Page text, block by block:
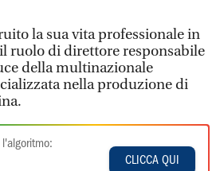
la sua vita professionale in
ruolo di direttore responsabile
della multinazionale
nella produzione di
CLICCA QUI